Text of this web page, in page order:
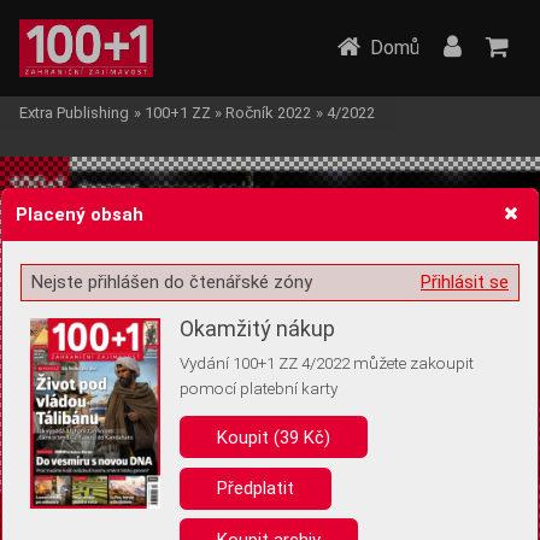
Žádost o souhlas s ukládáním volitelných informací
Pro základní fungování webu nepotřebujeme ukládat žádné informace
(tzv. cookies apod.). Rádi bychom vás ale požádali o souhlas s
uložením volitelných informací:
Anonymní unikátní ID
Domů
Extra Publishing » 100+1 ZZ » Ročník 2022 » 4/2022
Placený obsah
Přihlásit se
Nejste přihlášen do čtenářské zóny
Okamžitý nákup
Vydání 100+1 ZZ 4/2022 můžete zakoupit
pomocí platební karty
Koupit (39 Kč)
Předplatit